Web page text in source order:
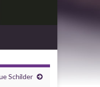
Schilder